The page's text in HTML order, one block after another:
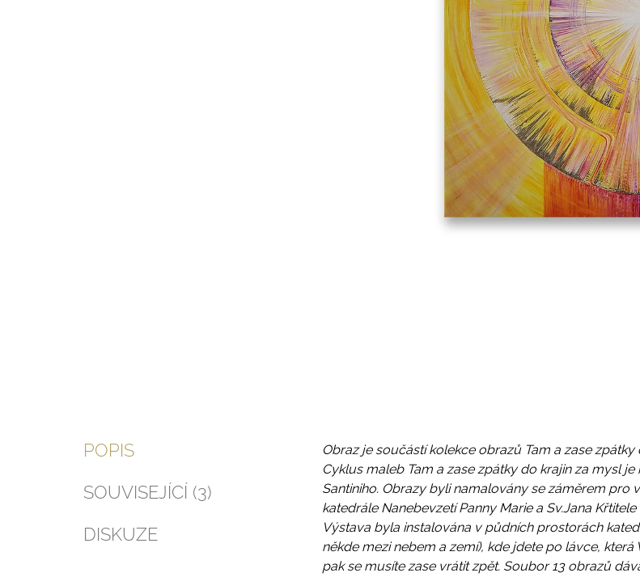
POPIS
SOUVISEJÍCÍ (3)
DISKUZE
Obraz je součástí kolekce obrazů Tam a zase zpátky
Cyklus maleb Tam a zase zpátky do krajin za mysl je
Santiniho. Obrazy byli namalovány se záměrem pro
katedrále Nanebevzetí Panny Marie a Sv.Jana Křtitele
Výstava byla instalována v půdních prostorách
někde mezi nebem a zemí), kde jdete po lávce, která
pak se musíte zase vrátit zpět. Soubor 13 obrazů